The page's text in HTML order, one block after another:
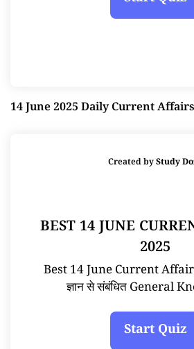
14 June 2025 Daily Current
Created byStudy
BEST 14 JUNE
2025
Best 14 June Current
ज्ञान से संबंधित General